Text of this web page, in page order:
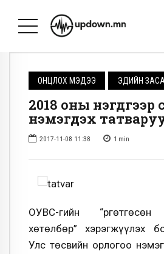
ОНЦЛОХ МЭДЭЭ ЭДИЙН
2018 оны нэгдүгээр
нэмэгдэх
2017-11-08 11:38 1 min
ОУВС-гийн “Өргөтгөсөн
хөтөлбөр” хэрэгжүүлэх
Улс төсвийн орлогоо